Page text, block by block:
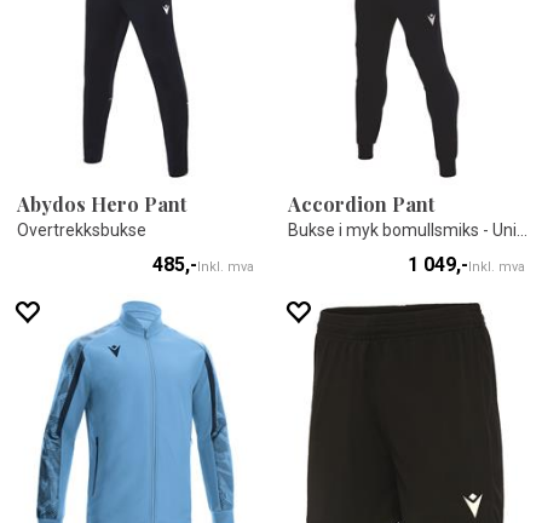
Abydos Hero Pant
Overtrekksbukse
485,-Inkl. mva
Accordion Pant
1 049,-Inkl. mva